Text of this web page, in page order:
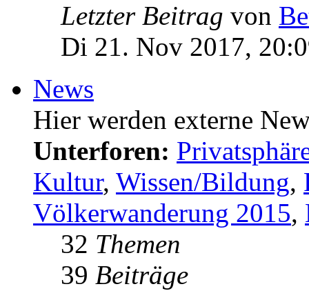
Letzter Beitrag von
Di 21. Nov 2017,
News
Hier werden externe
Unterforen:
Kultur, Wissen/Bildung,
Völkerwanderung 2015,
32 Themen
39 Beiträge